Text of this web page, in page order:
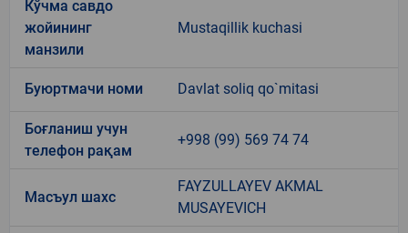
Кўчма савдо
жойининг
манзили
Mustaqillik kuchasi
Буюртмачи номи Davlat soliq qo`mitasi
Боғланиш учун
телефон рақам
+998 (99) 569 74 74
Масъул шахс
FAYZULLAYEV AKMAL
MUSAYEVICH